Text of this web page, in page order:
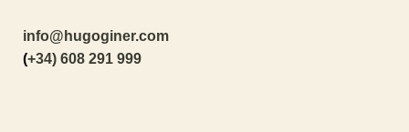
info@hugoginer.com
(+34) 608 291 999